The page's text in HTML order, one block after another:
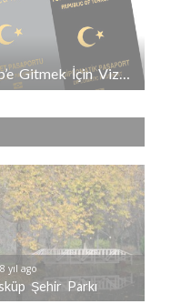
Üsküp Vize İstiyor Mu? Üsküp’e Gitmek İçin Vize Gerekli Mi?
yıl ago
Şehir Parkı